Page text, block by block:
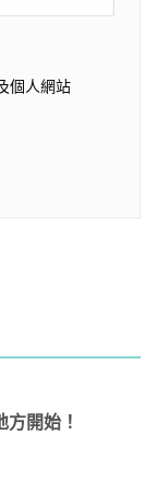
個人網站
開始！